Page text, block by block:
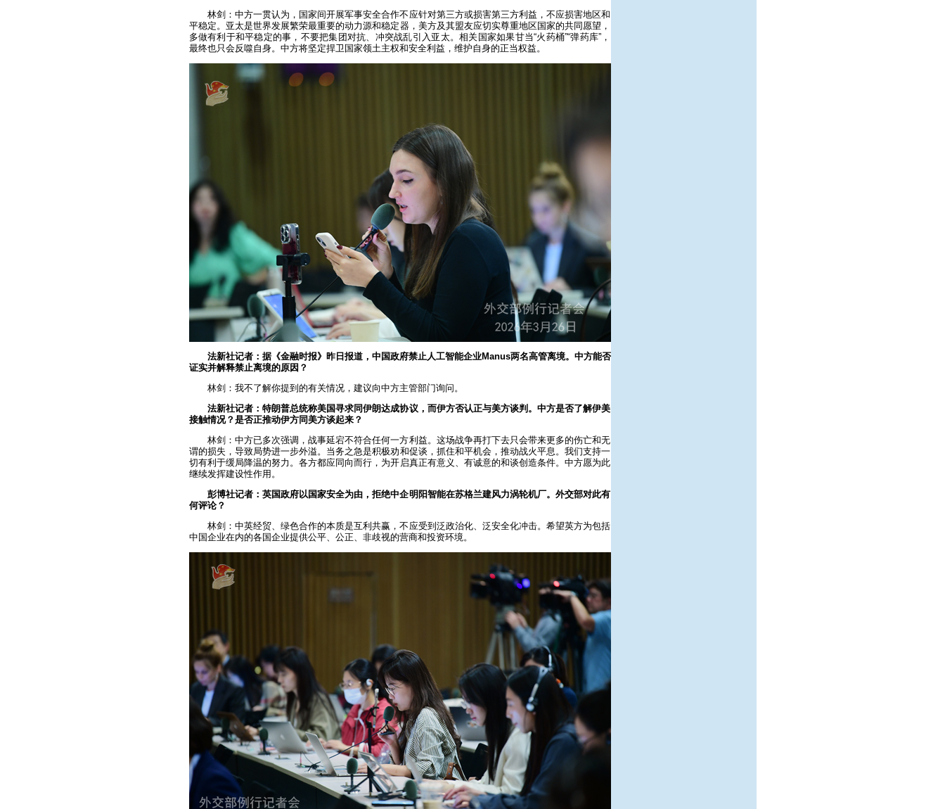
林剑：中方一贯认为，国家间开展军事安全合作不应针对第三方或损害第三方利益，不应损害地区和
平稳定。亚太是世界发展繁荣最重要的动力源和稳定器，美方及其盟友应切实尊重地区国家的共同愿望，
多做有利于和平稳定的事，不要把集团对抗、冲突战乱引入亚太。相关国家如果甘当“火药桶”“弹药库”，
最终也只会反噬自身。中方将坚定捍卫国家领土主权和安全利益，维护自身的正当权益。
法新社记者：据《金融时报》昨日报道，中国政府禁止人工智能企业Manus两名高管离境。中方能否
证实并解释禁止离境的原因？
林剑：我不了解你提到的有关情况，建议向中方主管部门询问。
法新社记者：特朗普总统称美国寻求同伊朗达成协议，而伊方否认正与美方谈判。中方是否了解伊美
接触情况？是否正推动伊方同美方谈起来？
林剑：中方已多次强调，战事延宕不符合任何一方利益。这场战争再打下去只会带来更多的伤亡和无
谓的损失，导致局势进一步外溢。当务之急是积极劝和促谈，抓住和平机会，推动战火平息。我们支持一
切有利于缓局降温的努力。各方都应同向而行，为开启真正有意义、有诚意的和谈创造条件。中方愿为此
继续发挥建设性作用。
彭博社记者：英国政府以国家安全为由，拒绝中企明阳智能在苏格兰建风力涡轮机厂。外交部对此有
何评论？
林剑：中英经贸、绿色合作的本质是互利共赢，不应受到泛政治化、泛安全化冲击。希望英方为包括
中国企业在内的各国企业提供公平、公正、非歧视的营商和投资环境。